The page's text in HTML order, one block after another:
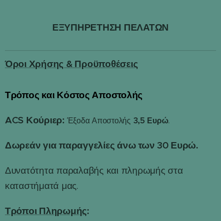
ΕΞΥΠΗΡΕΤΗΣΗ ΠΕΛΑΤΩΝ
Όροι Χρήσης & Προϋποθέσεις
Τρόπος και Κόστος Αποστολής
ACS Κούριερ: Έξοδα Αποστολής 3,5 Ευρώ.
Δωρεάν για παραγγελίες άνω των 30 Ευρώ.
Δυνατότητα παραλαβής και πληρωμής στα
καταστήματά μας.
Τρόποι Πληρωμής: